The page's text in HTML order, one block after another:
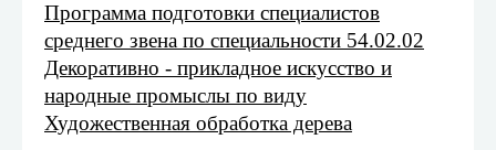
Программа подготовки специалистов
среднего звена по специальности 54.02.02
Декоративно - прикладное искусство и
народные промыслы по виду
Художественная обработка дерева